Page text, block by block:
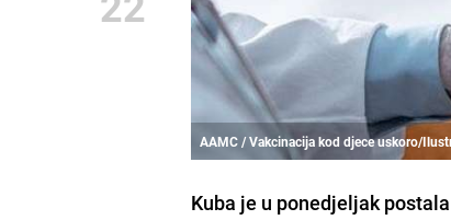
AAMC / Vakcinacija kod djece uskoro/
Kuba je u ponedjeljak postala